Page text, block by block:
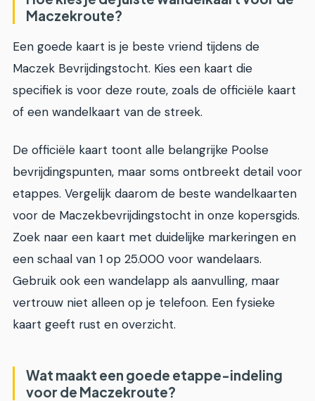
Maczekroute?
Een goede kaart is je beste vriend tijdens de
Maczek Bevrijdingstocht. Kies een kaart die
specifiek is voor deze route, zoals de officiële kaart
of een wandelkaart van de streek.
De officiële kaart toont alle belangrijke Poolse
bevrijdingspunten, maar soms ontbreekt detail voor
etappes. Vergelijk daarom de beste wandelkaarten
voor de Maczekbevrijdingstocht in onze kopersgids.
Zoek naar een kaart met duidelijke markeringen en
een schaal van 1 op 25.000 voor wandelaars.
Gebruik ook een wandelapp als aanvulling, maar
vertrouw niet alleen op je telefoon. Een fysieke
kaart geeft rust en overzicht.
Wat maakt een goede etappe-indeling
voor de Maczekroute?